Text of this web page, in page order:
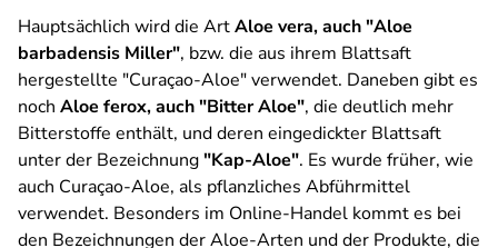
Hauptsächlich wird die ArtAloe vera, auch "Aloe
barbadensis Miller", bzw. die aus ihrem Blattsaft
hergestellte "Curaçao-Aloe" verwendet. Daneben gibt es
noch Aloe ferox, auch "Bitter Aloe", die deutlich mehr
Bitterstoffe enthält, und deren eingedickter Blattsaft
unter der Bezeichnung"Kap-Aloe". Es wurde früher, wie
auch Curaçao-Aloe, als pflanzliches Abführmittel
verwendet. Besonders im Online-Handel kommt es bei
den Bezeichnungen der Aloe-Arten und der Produkte, die